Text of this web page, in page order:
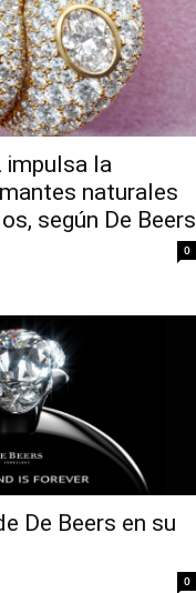
impulsa la
naturales
según De Beers
0
De Beers en su
0